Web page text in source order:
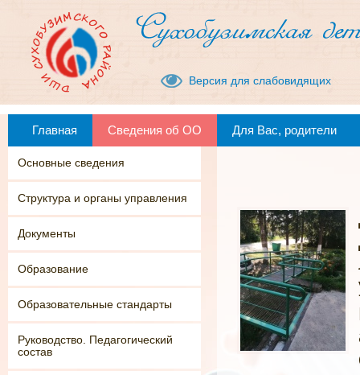
Версия для слабовидящих
Главная Сведения об ОО Для Вас, родители
Основные сведения
Структура и органы управления
Документы
Образование
Образовательные стандарты
Руководство. Педагогический
состав